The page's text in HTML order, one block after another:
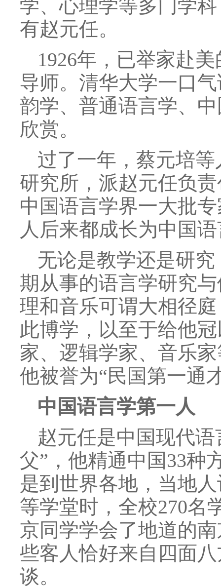
学、心理学等多门学
有赵元任。
1926年，已举家赴
导师。清华大学一口
韵学、普通语言学、
欣赏。
过了一年，蔡元培
研究所，派赵元任负
中国语言学界一大批
人后来都成长为中国
无论是教学还是研
期从事的语言学研究
理和音乐可谓大相径
此博学，以至于给他
家、逻辑学家、音乐
他被誉为“民国第一通
中国语言学第一人
赵元任是中国现代
父”，他精通中国33种
是到世界各地，当地
等学堂时，全校270名
京同学学会了地道的
些客人恰好来自四面
谈。